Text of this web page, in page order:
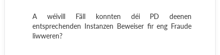
A wéivill Fäll konnten déi PD deenen
entsprechenden Instanzen Beweiser fir eng Fraude
liwweren?